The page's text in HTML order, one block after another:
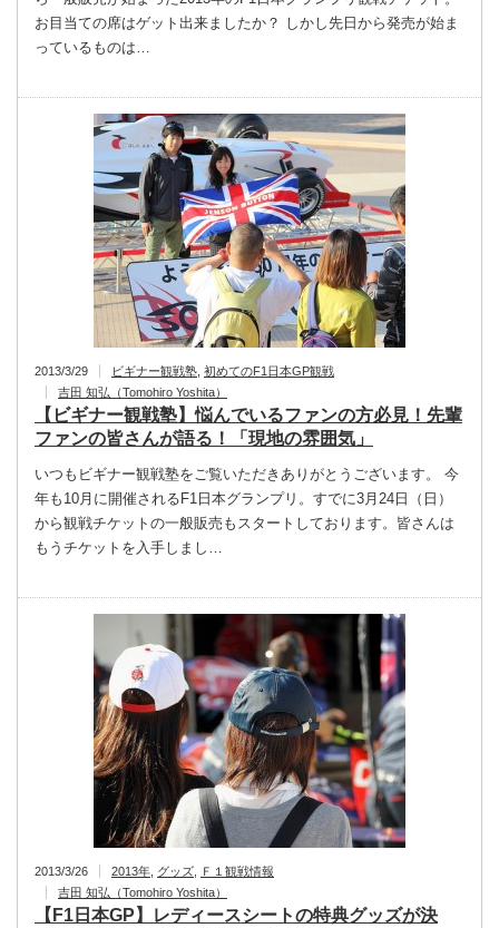
お目当ての席はゲット出来ましたか？ しかし先日から発売が始ま
っているものは…
2013/3/29 ビギナー観戦塾 初めてのF1日本GP観戦
吉田 知弘（Tomohiro Yoshita）
【ビギナー観戦塾】悩んでいるファンの方必見！先輩
ファンの皆さんが語る！「現地の雰囲気」
いつもビギナー観戦塾をご覧いただきありがとうございます。 今
年も10月に開催されるF1日本グランプリ。すでに3月24日（日）
から観戦チケットの一般販売もスタートしております。皆さんは
もうチケットを入手しまし…
2013/3/26 2013年 グッズ
Ｆ１観戦情報
吉田 知弘（Tomohiro Yoshita）
【F1日本GP】レディースシートの特典グッズが決